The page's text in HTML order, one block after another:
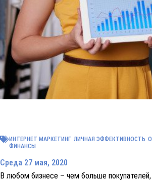
ИНТЕРНЕТ МАРКЕТИНГ ЛИЧНАЯ ЭФФЕКТИВНОСТЬ
ФИНАНСЫ
Среда 27 мая, 2020
В любом бизнесе – чем больше